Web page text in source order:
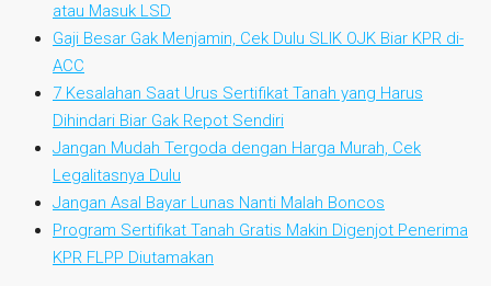
atau Masuk LSD
Gaji Besar Gak Menjamin, Cek Dulu SLIK OJK Biar KPR di-
ACC
7 Kesalahan Saat Urus Sertifikat Tanah yang Harus
Dihindari Biar Gak Repot Sendiri
Jangan Mudah Tergoda dengan Harga Murah, Cek
Legalitasnya Dulu
Jangan Asal Bayar Lunas Nanti Malah Boncos
Program Sertifikat Tanah Gratis Makin Digenjot Penerima
KPR FLPP Diutamakan